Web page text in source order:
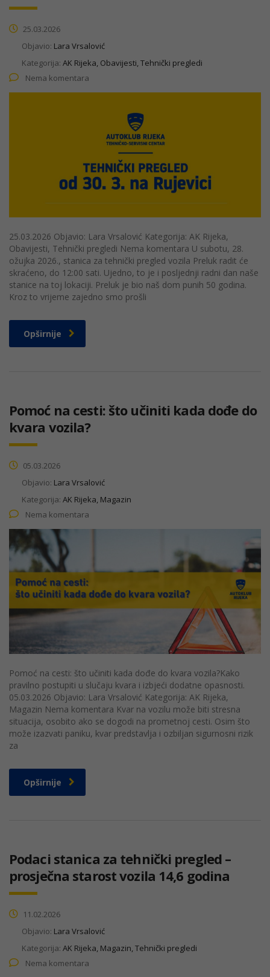
25.03.2026
Objavio: Lara Vrsalović
Kategorija: AK Rijeka, Obavijesti, Tehnički pregledi
Nema komentara
25.03.2026 Objavio: Lara Vrsalović Kategorija: AK Rijeka,
Obavijesti, Tehnički pregledi Nema komentara U subotu, 28.
ožujka 2026., stanica za tehnički pregled vozila Preluk radit će
skraćeno, do 12:00 sati. Ujedno, to je i posljednji radni dan naše
stanice na toj lokaciji. Preluk je bio naš dom punih 50 godina.
Kroz to vrijeme zajedno smo prošli
Opširnije
Pomoć na cesti: što učiniti kada dođe do
kvara vozila?
05.03.2026
Objavio: Lara Vrsalović
Kategorija: AK Rijeka, Magazin
Nema komentara
Pomoć na cesti: što učiniti kada dođe do kvara vozila?Kako
pravilno postupiti u slučaju kvara i izbjeći dodatne opasnosti.
05.03.2026 Objavio: Lara Vrsalović Kategorija: AK Rijeka,
Magazin Nema komentara Kvar na vozilu može biti stresna
situacija, osobito ako se dogodi na prometnoj cesti. Osim što
može izazvati paniku, kvar predstavlja i ozbiljan sigurnosni rizik
za
Opširnije
Podaci stanica za tehnički pregled –
prosječna starost vozila 14,6 godina
11.02.2026
Objavio: Lara Vrsalović
Kategorija: AK Rijeka, Magazin, Tehnički pregledi
Nema komentara